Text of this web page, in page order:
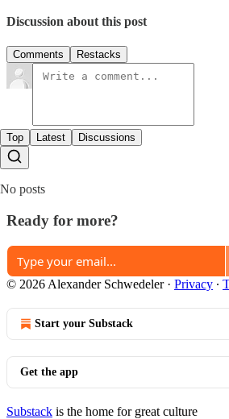
Discussion about this post
Comments Restacks
Top Latest Discussions
No posts
Ready for more?
© 2026 Alexander Schwedeler· Privacy ∙
Start your Substack
Get the app
Substack is the home for great culture